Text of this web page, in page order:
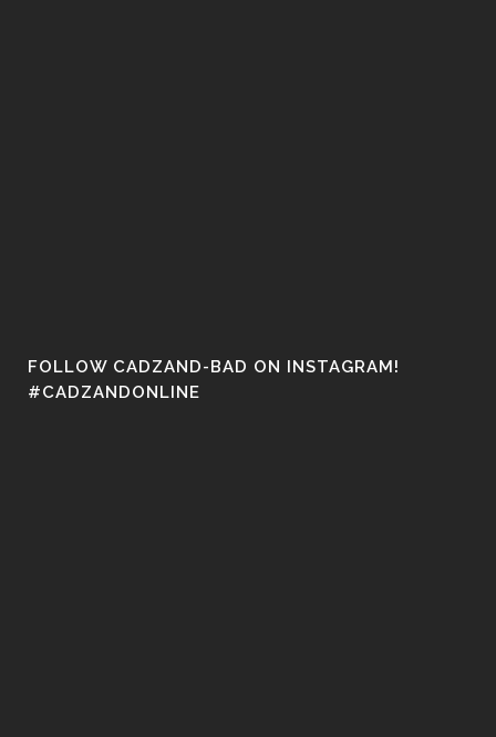
FOLLOW CADZAND-BAD ON INSTAGRAM!
#CADZANDONLINE